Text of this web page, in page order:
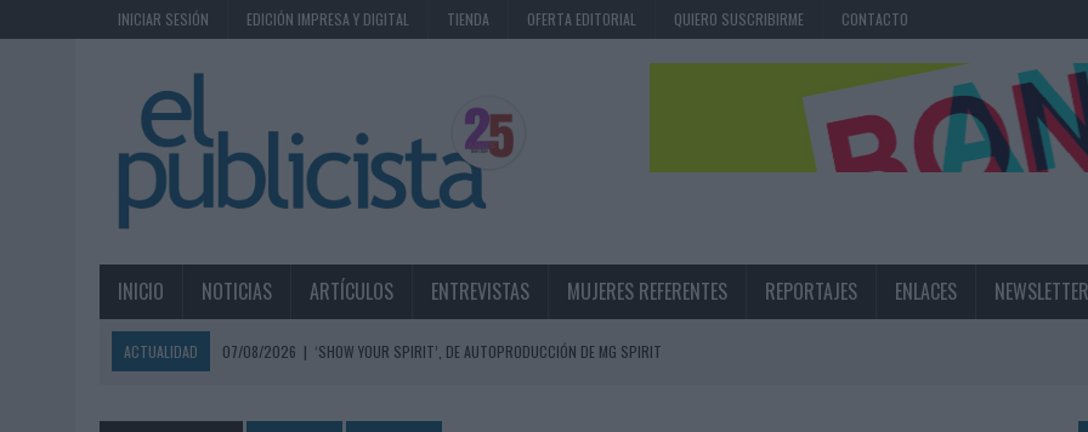
INICIAR SESIÓN EDICIÓN IMPRESA Y DIGITAL TIENDA OFERTA EDITORIAL QUIERO SUSCRIBIRME CONTACTO
INICIO NOTICIAS ARTÍCULOS ENTREVISTAS MUJERES REFERENTES REPORTAJES ENLACES NEWSLETTER
ACTUALIDAD 07/08/2026 | ‘SHOW YOUR SPIRIT’, DE AUTOPRODUCCIÓN DE MG SPIRIT